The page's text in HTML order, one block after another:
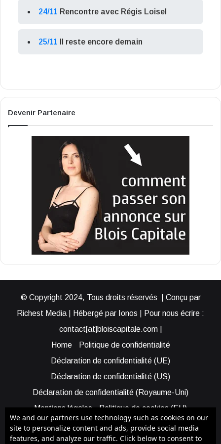
24/11 Rencontre avec Régis Loisel
25/11 Il reste encore demain
Devenir Partenaire
© Copyright 2024, Tous droits réservés | Conçu par
Richest Media | Hébergé par Ionos | Pour nous écrire :
contact[at]bloiscapitale.com |
Home
Politique de confidentialité
Déclaration de confidentialité (UE)
Déclaration de confidentialité (US)
Déclaration de confidentialité (Royaume-Uni)
Mentions légales
Politique de cookies (EU)
Cookie Policy (AUS)
Cookie Policy (US)
Qui sommes-nous ?
Participer à Blois Capitale
We and our partners use technology such as cookies on our
site to personalize content and ads, provide social media
features, and analyze our traffic. Click below to consent to